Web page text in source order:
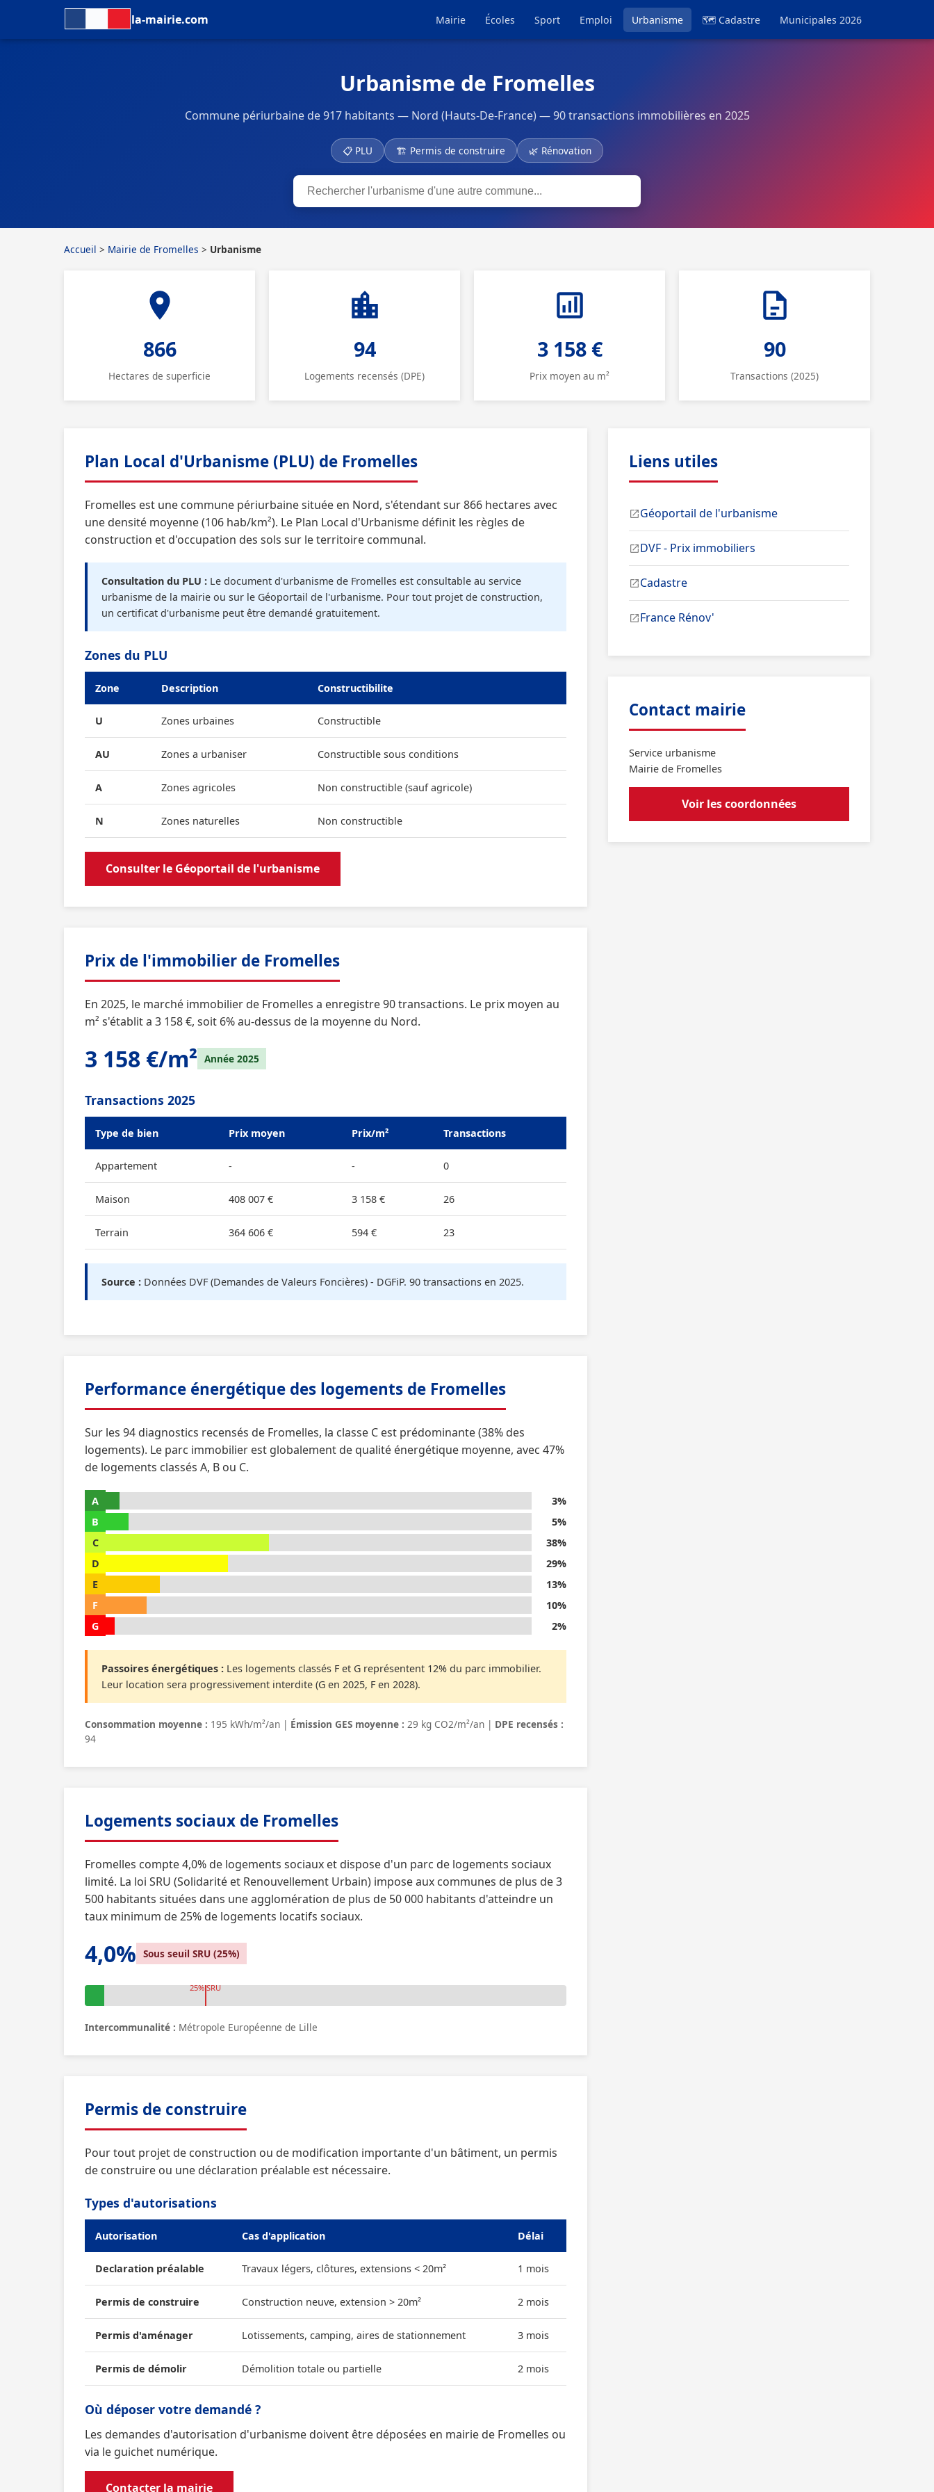
la-mairie.com Mairie Écoles Sport Emploi Urbanisme 🗺 Cadastre Municipales 2026
Urbanisme de Fromelles
Commune périurbaine de 917 habitants — Nord (Hauts-De-France) — 90 transactions immobilières en 2025
📋 PLU 🏗 Permis de construire 🌿 Rénovation
Accueil > Mairie de Fromelles > Urbanisme
866
Hectares de superficie
94
Logements recensés (DPE)
3 158 €
Prix moyen au m²
90
Transactions (2025)
Plan Local d'Urbanisme (PLU) de Fromelles
Fromelles est une commune périurbaine située en Nord, s'étendant sur 866 hectares avec
une densité moyenne (106 hab/km²). Le Plan Local d'Urbanisme définit les règles de
construction et d'occupation des sols sur le territoire communal.
Consultation du PLU : Le document d'urbanisme de Fromelles est consultable au service
urbanisme de la mairie ou sur le Géoportail de l'urbanisme. Pour tout projet de construction,
un certificat d'urbanisme peut être demandé gratuitement.
Zones du PLU
Zone Description Constructibilite
U Zones urbaines Constructible
AU Zones a urbaniser Constructible sous conditions
A Zones agricoles Non constructible (sauf agricole)
N Zones naturelles Non constructible
Consulter le Géoportail de l'urbanisme
Prix de l'immobilier de Fromelles
En 2025, le marché immobilier de Fromelles a enregistre 90 transactions. Le prix moyen au
m² s'établit a 3 158 €, soit 6% au-dessus de la moyenne du Nord.
3 158 €/m² Année 2025
Transactions 2025
Type de bien Prix moyen Prix/m² Transactions
Appartement - - 0
Maison 408 007 € 3 158 € 26
Terrain 364 606 € 594 € 23
Source : Données DVF (Demandes de Valeurs Foncières) - DGFiP. 90 transactions en 2025.
Performance énergétique des logements de Fromelles
Sur les 94 diagnostics recensés de Fromelles, la classe C est prédominante (38% des
logements). Le parc immobilier est globalement de qualité énergétique moyenne, avec 47%
de logements classés A, B ou C.
A
3%
B
5%
C
38%
D
29%
E
13%
F
10%
G
2%
Passoires énergétiques : Les logements classés F et G représentent 12% du parc immobilier.
Leur location sera progressivement interdite (G en 2025, F en 2028).
Consommation moyenne : 195 kWh/m²/an | Émission GES moyenne : 29 kg CO2/m²/an | DPE recensés :
94
Logements sociaux de Fromelles
Fromelles compte 4,0% de logements sociaux et dispose d'un parc de logements sociaux
limité. La loi SRU (Solidarité et Renouvellement Urbain) impose aux communes de plus de 3
500 habitants situées dans une agglomération de plus de 50 000 habitants d'atteindre un
taux minimum de 25% de logements locatifs sociaux.
4,0% Sous seuil SRU (25%)
25% SRU
Intercommunalité : Métropole Européenne de Lille
Permis de construire
Pour tout projet de construction ou de modification importante d'un bâtiment, un permis
de construire ou une déclaration préalable est nécessaire.
Types d'autorisations
Autorisation Cas d'application Délai
Declaration préalable Travaux légers, clôtures, extensions < 20m² 1 mois
Permis de construire Construction neuve, extension > 20m² 2 mois
Permis d'aménager Lotissements, camping, aires de stationnement 3 mois
Permis de démolir Démolition totale ou partielle 2 mois
Où déposer votre demandé ?
Les demandes d'autorisation d'urbanisme doivent être déposées en mairie de Fromelles ou
via le guichet numérique.
Contacter la mairie
Liens utiles
Géoportail de l'urbanisme
DVF - Prix immobiliers
Cadastre
France Rénov'
Contact mairie
Service urbanisme
Mairie de Fromelles
Voir les coordonnées